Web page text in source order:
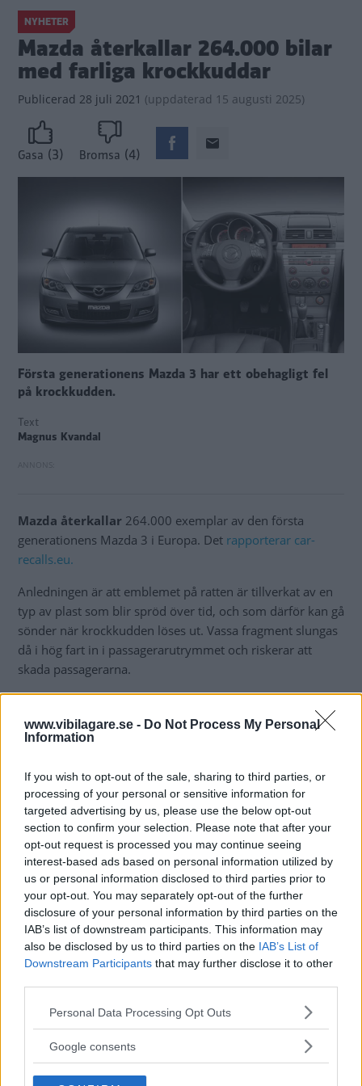
www.vibilagare.se - Do Not Process My Personal
Information
If you wish to opt-out of the sale, sharing to third parties, or
processing of your personal or sensitive information for
targeted advertising by us, please use the below opt-out
section to confirm your selection. Please note that after your
opt-out request is processed you may continue seeing
interest-based ads based on personal information utilized by
us or personal information disclosed to third parties prior to
your opt-out. You may separately opt-out of the further
disclosure of your personal information by third parties on the
IAB’s list of downstream participants. This information may
also be disclosed by us to third parties on the IAB’s List of
Downstream Participants that may further disclose it to other
Please note that this website/app uses one or more Google
not limited to your visit or usage behaviour. You may click to
use your data for below specified purposes in below Google
Personal Data Processing Opt Outs
Google consents
NYHETER
Mazda återkallar 264.000 bilar
med farliga krockkuddar
Publicerad 28 juli 2021 (uppdaterad 15 augusti 2025)
Gasa (3) Bromsa (4)
Första generationens Mazda 3 har ett obehagligt fel
på krockkudden.
Text
Magnus Kvandal
Mazda återkallar 264.000 exemplar av den första
generationens Mazda 3 i Europa. Det rapporterar car-
recalls.eu.
Anledningen är att emblemet på ratten är tillverkat av en
typ av plast som blir spröd över tid, och som därför kan gå
sönder när krockkudden löses ut. Vassa fragment slungas
då i hög fart in i passagerarutrymmet och riskerar att
skada passagerarna.
2006. Bilar byggda senare än så har ett emblem i ett annat
material som inte riskerar att gå sönder.
Enligt Mazda finns det kända ”individuella incidenter” där
logotypen har splittrats. De menar att uppskattningsvis en
procent av de återkallade bilarna har defekten.
Felet åtgärdas genom att krockkudden på förarsidan
byts ut, ett jobb som enligt uppgift tar omkring en
halvtimme att utföra.
Det finns inga rapporter om personskador kopplade till
defekten. Ett motsvarande antal bilar återkallas även på
den amerikanska marknaden.
Det här ärinte första gången som det blir problem med
krockkuddar i äldre bilar. År 2015 kom det fram att det
explosiva ämneTakataanvände i sina krockkuddar blir
mer potent över tid, vilket kan resultera i en alldeles för
kraftig explosion när krockkudden blir utlöst.